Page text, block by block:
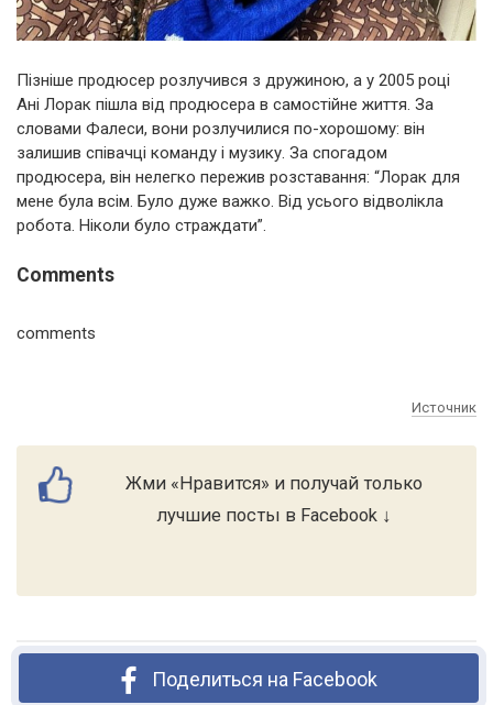
Пізніше продюсер розлучився з дружиною, а у 2005 році
Ані Лорак пішла від продюсера в самостійне життя. За
словами Фалеси, вони розлучилися по-хорошому: він
залишив співачці команду і музику. За спогадом
продюсера, він нелегко пережив розставання: “Лорак для
мене була всім. Було дуже важко. Від усього відволікла
робота. Ніколи було страждати”.
Comments
comments
Источник
Жми «Нравится» и получай только
лучшие посты в Facebook ↓
Поделиться на Facebook